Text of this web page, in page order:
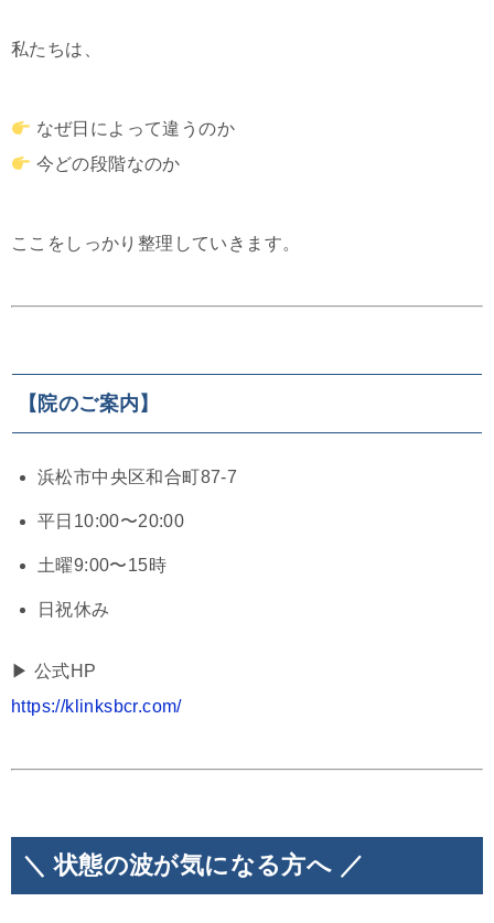
私たちは、
なぜ日によって違うのか
今どの段階なのか
ここをしっかり整理していきます。
【院のご案内】
浜松市中央区和合町87-7
平日10:00〜20:00
土曜9:00〜15時
日祝休み
▶︎ 公式HP
https://klinksbcr.com/
＼ 状態の波が気になる方へ ／